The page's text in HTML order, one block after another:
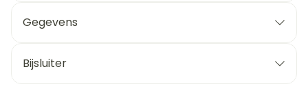
Gegevens
Bijsluiter